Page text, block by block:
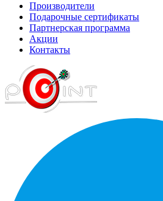
Производители
Подарочные сертификаты
Партнерская программа
Акции
Контакты